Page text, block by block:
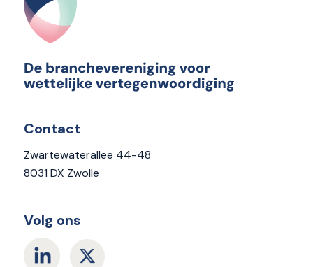
Contact
Zwartewaterallee 44-48
8031 DX Zwolle
Volg ons